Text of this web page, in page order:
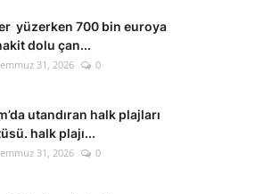
yüzerken 700 bin euroya
dolu çan...
31, 2026 0
utandıran halk plajları
halk plajı...
31, 2026 0